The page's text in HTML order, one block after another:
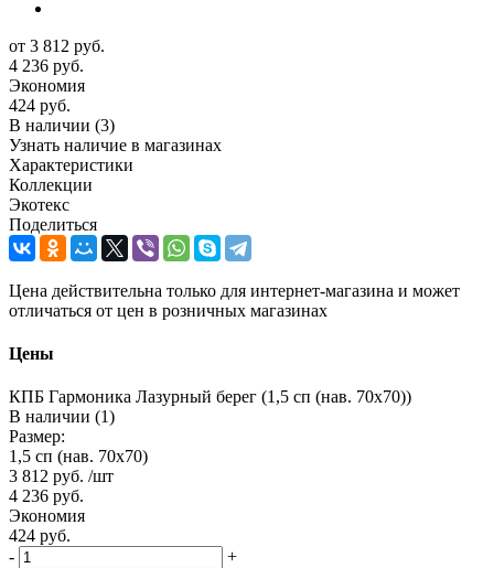
от 3 812 руб.
4 236 руб.
Экономия
424 руб.
В наличии (3)
Узнать наличие в магазинах
Характеристики
Коллекции
Экотекс
Поделиться
Цена действительна только для интернет-магазина и может
отличаться от цен в розничных магазинах
Цены
КПБ Гармоника Лазурный берег (1,5 сп (нав. 70х70))
В наличии (1)
Размер:
1,5 сп (нав. 70х70)
3 812 руб. /шт
4 236 руб.
Экономия
424 руб.
-
+